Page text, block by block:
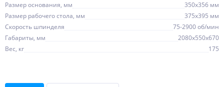
Размер основания, мм
350х356 мм
Размер рабочего стола, мм
375х395 мм
Скорость шпинделя
75-2900 об/мин
Габариты, мм
2080х550х670
Вес, кг
175